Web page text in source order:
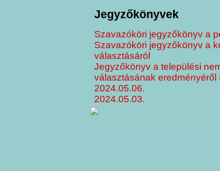
Jegyzőkönyvek
Szavazóköri jegyzőkönyv a
Szavazóköri jegyzőkönyv a
választásáról
Jegyzőkönyv a települési
választásának eredményéről
2024.05.06.
2024.05.03.